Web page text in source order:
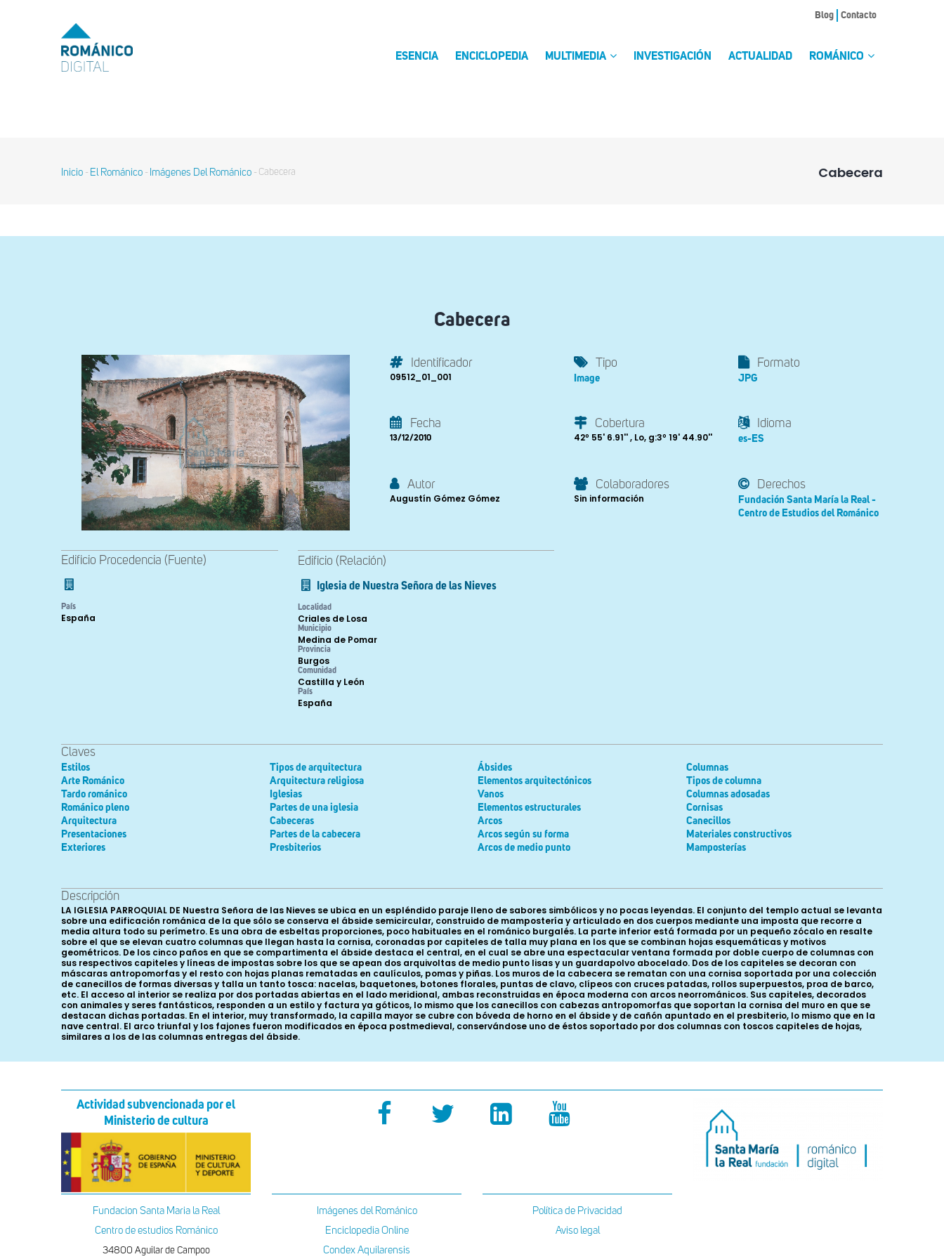
MENU
TOP
Blog Contacto
ESENCIA ENCICLOPEDIA MULTIMEDIA INVESTIGACIÓN ACTUALIDAD ROMÁNICO
Cabecera
Sobrescribir
Inicio - El Románico - Imágenes Del Románico - Cabecera
Cabecera
Identificador
09512_01_001
Tipo
Image
Formato
JPG
Fecha
13/12/2010
Cobertura
42º 55' 6.91'' , Lo, g:3º 19' 44.90''
Idioma
es-ES
Autor
Augustín Gómez Gómez
Colaboradores
Sin información
Derechos
Fundación Santa María la Real -
Centro de Estudios del Románico
Edificio Procedencia (Fuente)
País
España
Edificio (Relación)
Iglesia de Nuestra Señora de las Nieves
Localidad
Criales de Losa
Municipio
Medina de Pomar
Provincia
Burgos
Comunidad
Castilla y León
País
España
Claves
Estilos
Arte Románico
Tardo románico
Románico pleno
Arquitectura
Presentaciones
Exteriores
Tipos de arquitectura
Arquitectura religiosa
Iglesias
Partes de una iglesia
Cabeceras
Partes de la cabecera
Presbiterios
Ábsides
Elementos arquitectónicos
Vanos
Elementos estructurales
Arcos
Arcos según su forma
Arcos de medio punto
Columnas
Tipos de columna
Columnas adosadas
Cornisas
Canecillos
Materiales constructivos
Mamposterías
Descripción
LA IGLESIA PARROQUIAL DE Nuestra Señora de las Nieves se ubica en un espléndido paraje lleno de sabores simbólicos y no pocas leyendas. El conjunto del templo actual se levanta
sobre una edificación románica de la que sólo se conserva el ábside semicircular, construido de mampostería y articulado en dos cuerpos mediante una imposta que recorre a
media altura todo su perímetro. Es una obra de esbeltas proporciones, poco habituales en el románico burgalés. La parte inferior está formada por un pequeño zócalo en resalte
sobre el que se elevan cuatro columnas que llegan hasta la cornisa, coronadas por capiteles de talla muy plana en los que se combinan hojas esquemáticas y motivos
geométricos. De los cinco paños en que se compartimenta el ábside destaca el central, en el cual se abre una espectacular ventana formada por doble cuerpo de columnas con
sus respectivos capiteles y líneas de impostas sobre los que se apean dos arquivoltas de medio punto lisas y un guardapolvo abocelado. Dos de los capiteles se decoran con
máscaras antropomorfas y el resto con hojas planas rematadas en caulículos, pomas y piñas. Los muros de la cabecera se rematan con una cornisa soportada por una colección
de canecillos de formas diversas y talla un tanto tosca: nacelas, baquetones, botones florales, puntas de clavo, clípeos con cruces patadas, rollos superpuestos, proa de barco,
etc. El acceso al interior se realiza por dos portadas abiertas en el lado meridional, ambas reconstruidas en época moderna con arcos neorrománicos. Sus capiteles, decorados
con animales y seres fantásticos, responden a un estilo y factura ya góticos, lo mismo que los canecillos con cabezas antropomorfas que soportan la cornisa del muro en que se
destacan dichas portadas. En el interior, muy transformado, la capilla mayor se cubre con bóveda de horno en el ábside y de cañón apuntado en el presbiterio, lo mismo que en la
nave central. El arco triunfal y los fajones fueron modificados en época postmedieval, conservándose uno de éstos soportado por dos columnas con toscos capiteles de hojas,
similares a los de las columnas entregas del ábside.
Actividad subvencionada por el
Ministerio de cultura
Fundacion Santa Maria la Real
Centro de estudios Románico
34800 Aguilar de Campoo
Imágenes del Románico
Enciclopedia Online
Condex Aquilarensis
Política de Privacidad
Aviso legal